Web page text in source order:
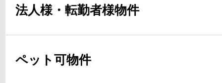
法人様・転勤者様物件
ペット可物件